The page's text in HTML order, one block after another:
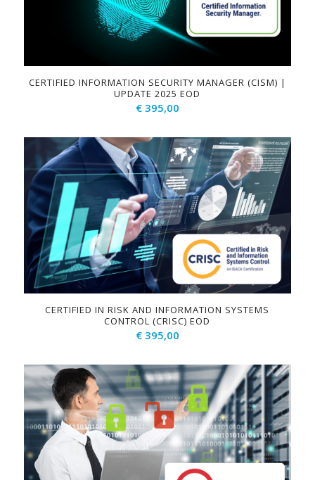
CERTIFIED INFORMATION SECURITY MANAGER (CISM) |
UPDATE 2025 EOD
€395,00
CERTIFIED IN RISK AND INFORMATION SYSTEMS
CONTROL (CRISC) EOD
€395,00